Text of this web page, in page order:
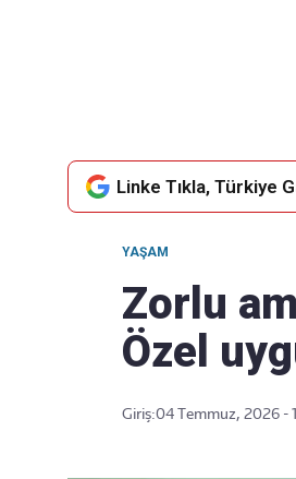
Linke Tıkla, Türkiye
YAŞAM
Zorlu
Özel
Giriş:04 Temmuz, 2026 -